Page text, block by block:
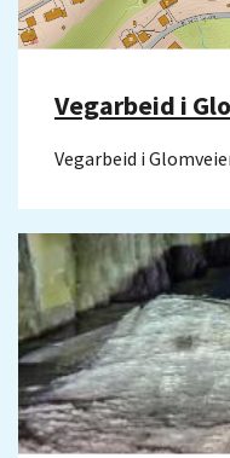
Vegarbeid i
Vegarbeid i